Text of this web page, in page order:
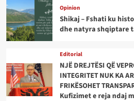
Opinion
Shikaj – Fshati ku
dhe natyra shqiptare
Editorial
NJË DREJTËSI QË
INTEGRITET NUK KA
FRIKËSOHET
Kufizimet e reja ndaj